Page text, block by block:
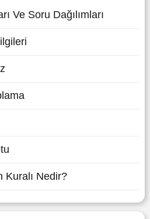
Ve Soru Dağılımları
Kuralı Nedir?